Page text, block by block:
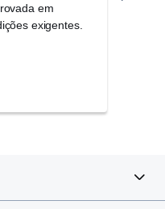
em
exigentes.